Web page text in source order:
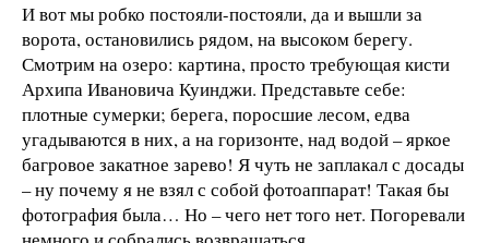
И вот мы робко постояли-постояли, да и вышли за
ворота, остановились рядом, на высоком берегу.
Смотрим на озеро: картина, просто требующая кисти
Архипа Ивановича Куинджи. Представьте себе:
плотные сумерки; берега, поросшие лесом, едва
угадываются в них, а на горизонте, над водой – яркое
багровое закатное зарево! Я чуть не заплакал с досады
– ну почему я не взял с собой фотоаппарат! Такая бы
фотография была… Но – чего нет того нет. Погоревали